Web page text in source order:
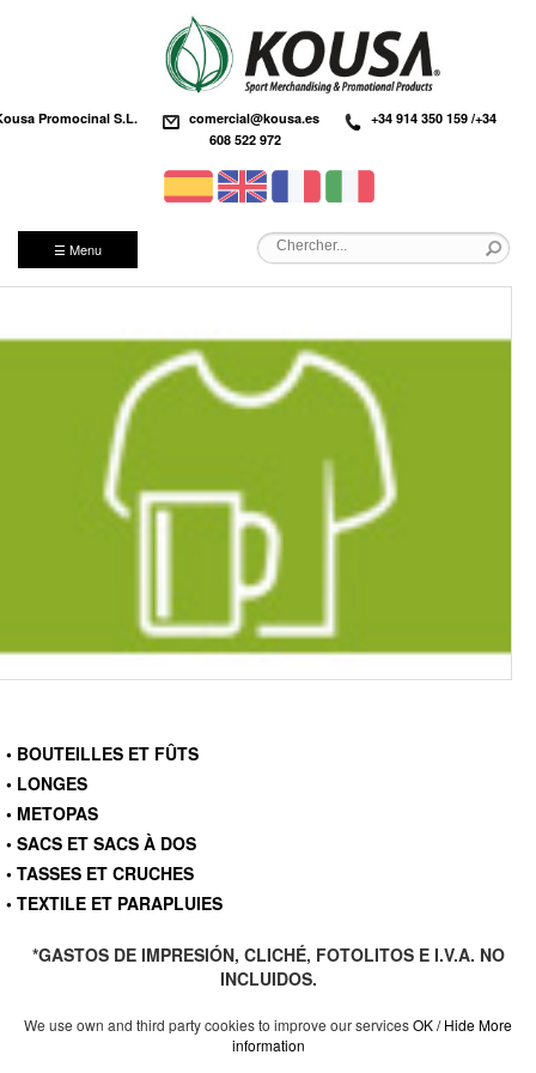
Promocinal S.L. comercial@kousa.es
+34 914 350 159 /+34
608 522 972
☰ Menu
• BOUTEILLES ET FÛTS
• LONGES
• METOPAS
• SACS ET SACS À DOS
• TASSES ET CRUCHES
• TEXTILE ET PARAPLUIES
*GASTOS DE IMPRESIÓN, CLICHÉ, FOTOLITOS E I.V.A. NO
INCLUIDOS.
We use own and third party cookies to improve our servicesOK / HideMore
information